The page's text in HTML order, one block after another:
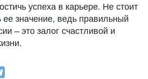
успеха в карьере. Не стоит
ее значение, ведь правильный
– это залог счастливой и